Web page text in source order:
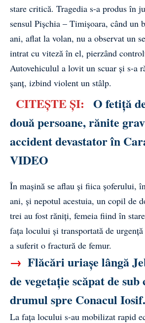
stare critică. Tragedia s-a produs în
sensul Pișchia – Timișoara, când un
ani, aflat la volan, nu a observat un
intrat cu viteză în el, pierzând
Autovehiculul a lovit un scuar și s-a
șanț, izbind violent un stâlp.
CITEȘTE ȘI: O fetiță
două persoane, rănite
accident devastator în
VIDEO
În mașină se aflau și fiica șoferului,
ani, și nepotul acestuia, un copil de
trei au fost răniți, femeia fiind în
fața locului și transportată de
a suferit o fractură de femur.
→ Flăcări uriașe lângă
de vegetație scăpat de
drumul spre Conacul
La fața locului s-au mobilizat rapid